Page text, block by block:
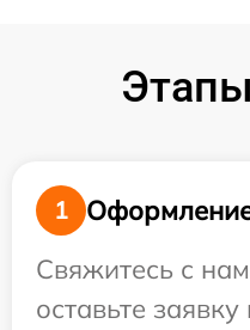
1
Свяжитесь с
оставьте заявку